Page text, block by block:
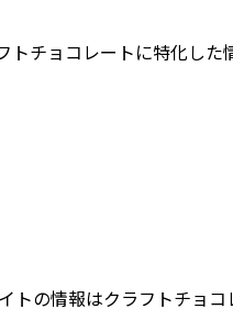
トチョコレートに特化し
の情報はクラフトチョコ